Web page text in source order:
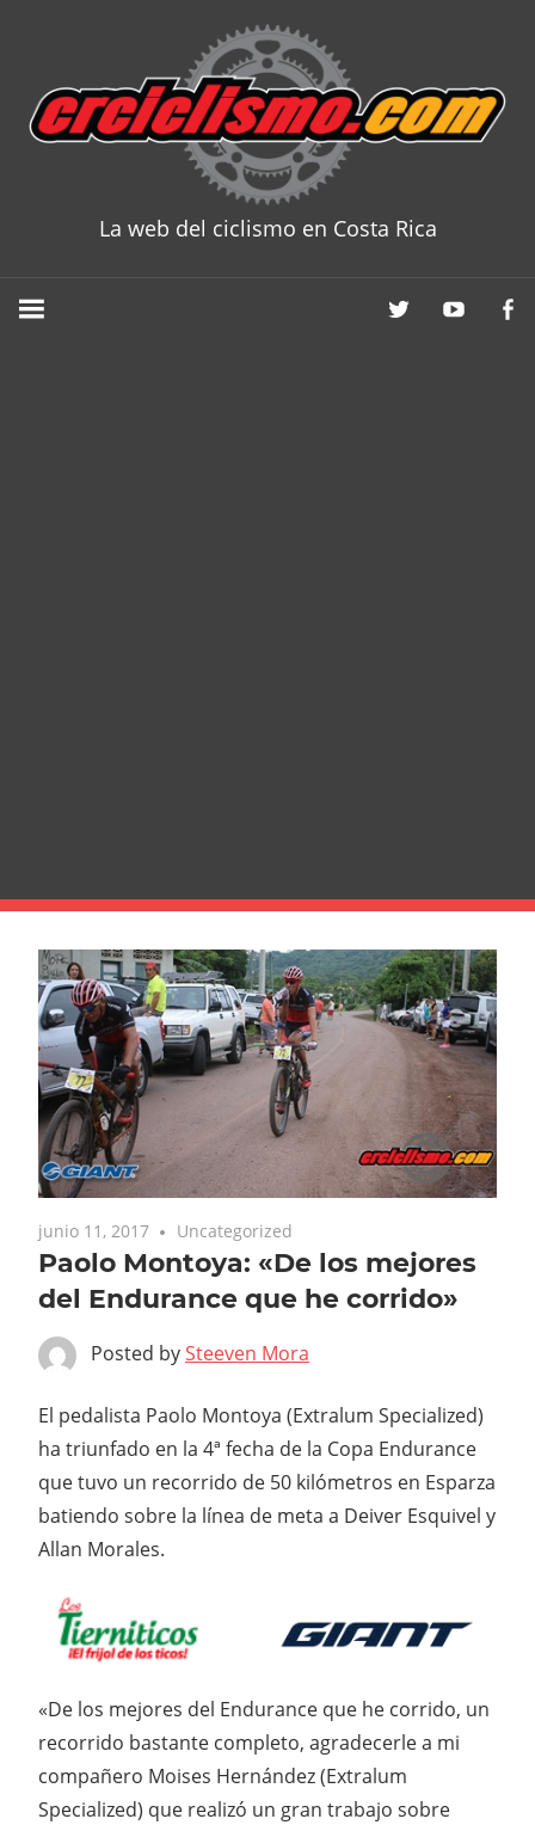
content
La web del ciclismo en Costa Rica
junio 11, 2017 Uncategorized
Paolo Montoya: «De los mejores
del Endurance que he corrido»
Posted bySteeven Mora
El pedalista Paolo Montoya (Extralum Specialized)
ha triunfado en la 4ª fecha de la Copa Endurance
que tuvo un recorrido de 50 kilómetros en Esparza
batiendo sobre la línea de meta a Deiver Esquivel y
Allan Morales.
«De los mejores del Endurance que he corrido, un
recorrido bastante completo, agradecerle a mi
compañero Moises Hernández (Extralum
Specialized) que realizó un gran trabajo sobre